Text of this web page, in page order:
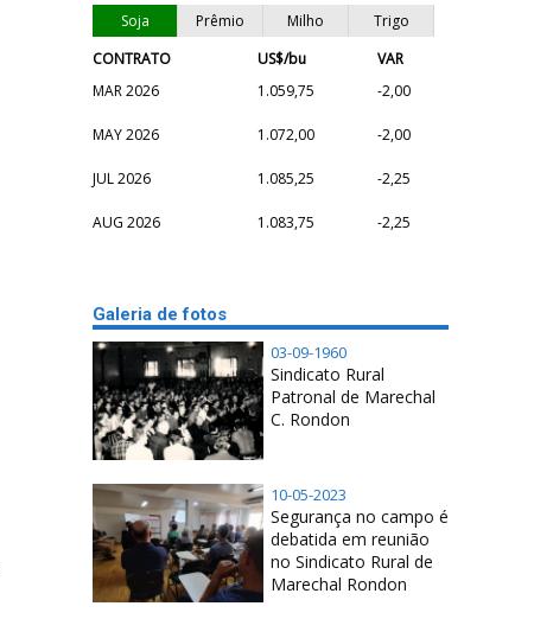
Soja Prêmio Milho
Trigo
CONTRATO
US$/bu
VAR
MAR 2026
1.059,75 -2,00
MAY 2026 1.072,00 -2,00
JUL 2026 1.085,25 -2,25
AUG 2026 1.083,75 -2,25
Galeria de fotos
03-09-1960
Sindicato Rural
Patronal de Marechal
C. Rondon
10-05-2023
Segurança no campo é
debatida em reunião
no Sindicato Rural de
Marechal Rondon